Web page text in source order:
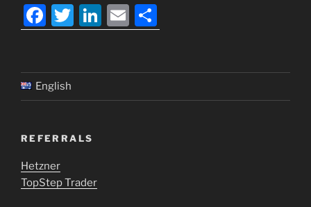
DIY
de
F
a
e
b
o
k
T
w
er
Li
n
e
dI
E
m
l
o
p
ar
English
REFERRALS
Hetzner
TopStep Trader